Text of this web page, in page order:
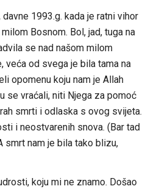
1993.g. kada je ratni vihor
Bosnom. Bol, jad, tuga na
se nad našom milom
veća od svega je bila tama na
opomenu koju nam je Allah
se vraćali, niti Njega za pomoć
smrti i odlaska s ovog svijeta.
i neostvarenih snova. (Bar tad
smrt nam je bila tako blizu,
koju mi ne znamo. Došao